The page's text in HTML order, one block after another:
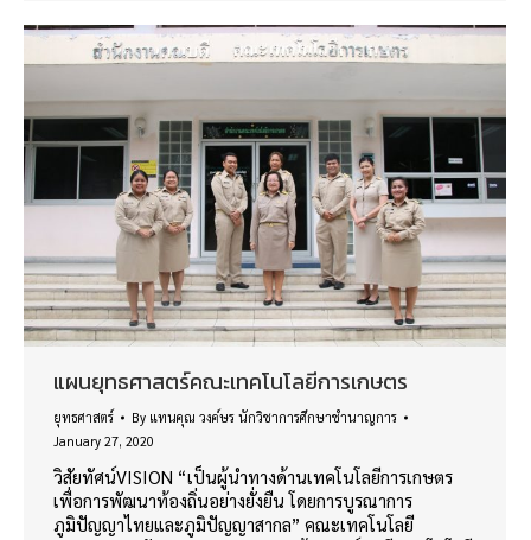
แผนยุทธศาสตร์คณะเทคโนโลยีการเกษตร
ยุทธศาสตร์ By แทนคุณ วงค์ษร นักวิชาการศึกษาชำนาญการ
January 27, 2020
วิสัยทัศน์VISION “เป็นผู้นำทางด้านเทคโนโลยีการเกษตร
เพื่อการพัฒนาท้องถิ่นอย่างยั่งยืน โดยการบูรณาการ
ภูมิปัญญาไทยและภูมิปัญญาสากล” คณะเทคโนโลยี